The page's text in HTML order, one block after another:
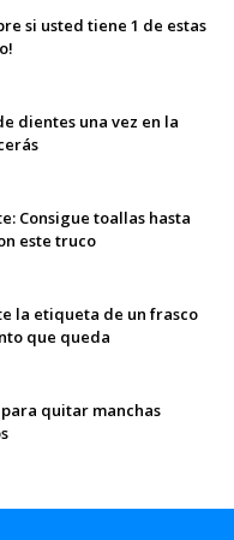
si usted tiene 1 de estas
dientes una vez en la
Consigue toallas hasta
este truco
la etiqueta de un frasco
que queda
quitar manchas